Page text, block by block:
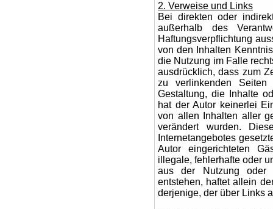
2. Verweise und Links
Bei direkten oder
außerhalb des
Haftungsverpflichtung
von den Inhalten
die Nutzung im Falle
ausdrücklich, dass zum
zu verlinkenden
Gestaltung, die Inhalte
hat der Autor keinerlei
von allen Inhalten aller
verändert wurden.
Internetangebotes
Autor eingerichteten
illegale, fehlerhafte oder
aus der Nutzung oder
entstehen, haftet allein
derjenige, der über Links